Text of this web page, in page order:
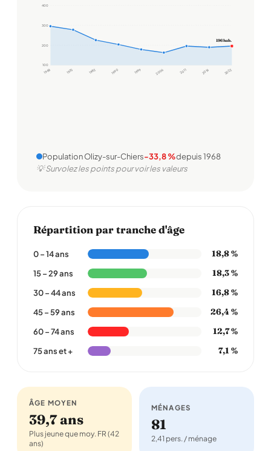
100
200
300
400
1968 1975 1982 1990 1999 2006 2011 2016 2022
196 hab.
Population Olizy-sur-Chiers-33,8 %depuis 1968
💡 Survolez les points pour voir les valeurs
Répartition par tranche d'âge
0 – 14 ans 18,8 %
15 – 29 ans 18,3 %
30 – 44 ans 16,8 %
45 – 59 ans 26,4 %
60 – 74 ans 12,7 %
75 ans et + 7,1 %
ÂGE MOYEN
39,7 ans
Plus jeune que moy. FR (42
ans)
MÉNAGES
81
2,41 pers. / ménage